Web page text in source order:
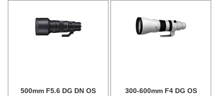
500mm F5.6 DG DN OS 300-600mm F4 DG OS